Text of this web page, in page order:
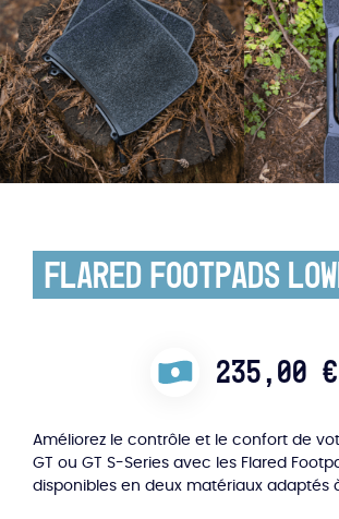
Flared Footpads
235,00 €
Améliorez le contrôle et le confort de
GT ou GT S-Series avec les Flared
disponibles en deux matériaux adaptés